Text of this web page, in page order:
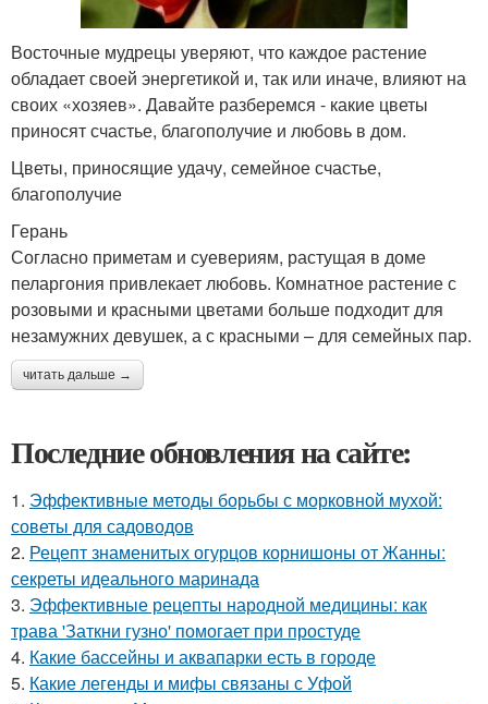
Восточные мудрецы уверяют, что каждое растение
обладает своей энергетикой и, так или иначе, влияют на
своих «хозяев». Давайте разберемся - какие цветы
приносят счастье, благополучие и любовь в дом.
Цветы, приносящие удачу, семейное счастье,
благополучие
Герань
Согласно приметам и суевериям, растущая в доме
пеларгония привлекает любовь. Комнатное растение с
розовыми и красными цветами больше подходит для
незамужних девушек, а с красными – для семейных пар.
читать дальше →
Последние обновления на сайте:
1. Эффективные методы борьбы с морковной мухой:
советы для садоводов
2. Рецепт знаменитых огурцов корнишоны от Жанны:
секреты идеального маринада
3. Эффективные рецепты народной медицины: как
трава 'Заткни гузно' помогает при простуде
4. Какие бассейны и аквапарки есть в городе
5. Какие легенды и мифы связаны с Уфой